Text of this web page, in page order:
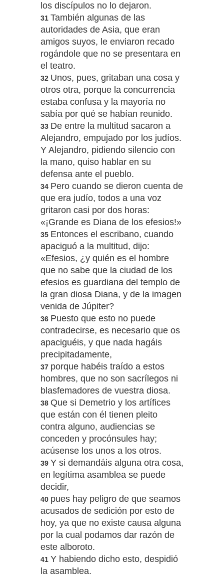
los discípulos no lo dejaron.
31 También algunas de las
autoridades de Asia, que eran
amigos suyos, le enviaron recado
rogándole que no se presentara en
el teatro.
32 Unos, pues, gritaban una cosa y
otros otra, porque la concurrencia
estaba confusa y la mayoría no
sabía por qué se habían reunido.
33 De entre la multitud sacaron a
Alejandro, empujado por los judíos.
Y Alejandro, pidiendo silencio con
la mano, quiso hablar en su
defensa ante el pueblo.
34 Pero cuando se dieron cuenta de
que era judío, todos a una voz
gritaron casi por dos horas:
«¡Grande es Diana de los efesios!»
35 Entonces el escribano, cuando
apaciguó a la multitud, dijo:
«Efesios, ¿y quién es el hombre
que no sabe que la ciudad de los
efesios es guardiana del templo de
la gran diosa Diana, y de la imagen
venida de Júpiter?
36 Puesto que esto no puede
contradecirse, es necesario que os
apaciguéis, y que nada hagáis
precipitadamente,
37 porque habéis traído a estos
hombres, que no son sacrílegos ni
blasfemadores de vuestra diosa.
38 Que si Demetrio y los artífices
que están con él tienen pleito
contra alguno, audiencias se
conceden y procónsules hay;
acúsense los unos a los otros.
39 Y si demandáis alguna otra cosa,
en legítima asamblea se puede
decidir,
40 pues hay peligro de que seamos
acusados de sedición por esto de
hoy, ya que no existe causa alguna
por la cual podamos dar razón de
este alboroto.
41 Y habiendo dicho esto, despidió
la asamblea.